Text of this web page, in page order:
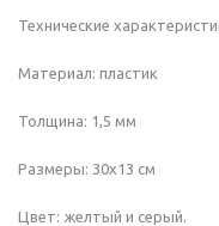
Технические
Материал: пластик
Толщина: 1,5 мм
Размеры: 30x13 см
Цвет: желтый и серый.